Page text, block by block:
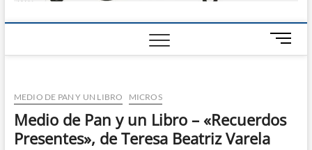
B
o
d
e
MEDIO DE PAN Y UN LIBRO MICROS
Medio de Pan y un Libro – «Recuerdos
Presentes», de Teresa Beatriz Varela